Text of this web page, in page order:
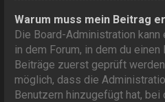
Warum muss mein Beitrag
Die Board-Administration
in dem Forum, in dem du
Beiträge zuerst geprüft
möglich, dass die
Benutzern hinzugefügt hat,